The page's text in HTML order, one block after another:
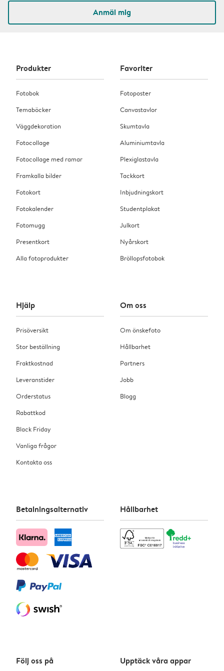
Anmäl mig
Produkter
Fotobok
Temaböcker
Väggdekoration
Fotocollage
Fotocollage med ramar
Framkalla bilder
Fotokort
Fotokalender
Fotomugg
Presentkort
Alla fotoprodukter
Favoriter
Fotoposter
Canvastavlor
Skumtavla
Aluminiumtavla
Plexiglastavla
Tackkort
Inbjudningskort
Studentplakat
Julkort
Nyårskort
Bröllopsfotobok
Hjälp
Prisöversikt
Stor beställning
Fraktkostnad
Leveranstider
Orderstatus
Rabattkod
Black Friday
Vanliga frågor
Kontakta oss
Om oss
Om önskefoto
Hållbarhet
Partners
Jobb
Blogg
Betalningsalternativ Hållbarhet
Följ oss på Upptäck våra appar